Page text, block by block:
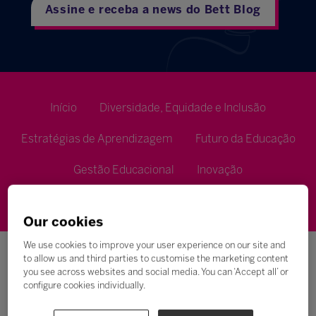
Assine e receba a news do Bett Blog
Início Diversidade, Equidade e Inclusão
Estratégias de Aprendizagem Futuro da Educação
Gestão Educacional Inovação
Our cookies
We use cookies to improve your user experience on our site and
to allow us and third parties to customise the marketing content
you see across websites and social media. You can ‘Accept all’ or
configure cookies individually.